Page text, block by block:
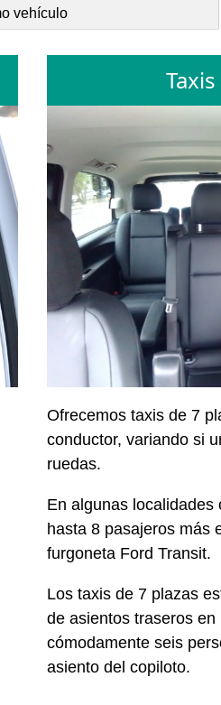
vehículo
Ofrecemos taxis de 7
conductor, variando si
ruedas.
En algunas
hasta 8 pasajeros más
furgoneta Ford Transit.
Los taxis de 7 plazas
de asientos traseros
cómodamente seis
asiento del copiloto.